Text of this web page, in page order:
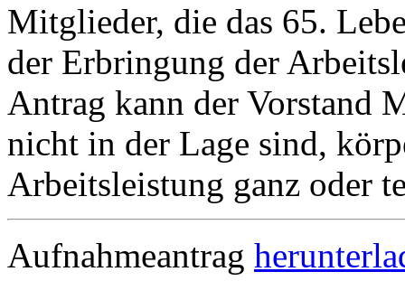
Mitglieder, die das 65.
der Erbringung der
Antrag kann der Vorstand
nicht in der Lage sind,
Arbeitsleistung ganz oder
Aufnahmeantrag